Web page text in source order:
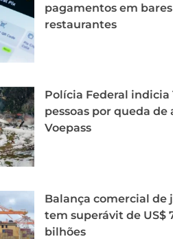
pagamentos em
restaurantes
Polícia Federal indicia
pessoas por queda de
Voepass
Balança comercial de
tem superávit de US$
bilhões